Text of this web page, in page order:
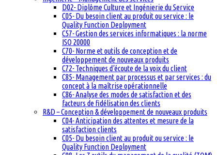
D02- Diplôme Culture et Ingénierie du Service
C05- Du besoin client au produit ou service : le
Quality Function Deployment
C57- Gestion des services informatiques : la norme
ISO 20000
C70- Norme et outils de conception et de
développement de nouveaux produits
C72- Techniques d’écoute de la voix du client
C85- Management par processus et par services : du
concept à la maîtrise opérationnelle
C86- Analyse des modes de satisfaction et des
facteurs de fidélisation des clients
R&D – Conception & développement de nouveaux produits
C04- Anticipation des attentes et mesure de la
satisfaction clients
C05- Du besoin client au produit ou service : le
Quality Function Deployment